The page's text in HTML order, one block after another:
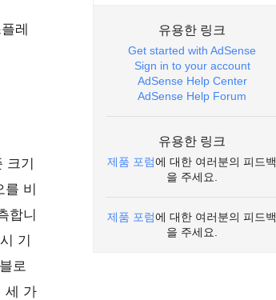
레
크기
를 비
합니
기
로
세 가
유용한 링크
Get started with AdSense
Sign in to your account
AdSense Help Center
AdSense Help Forum
유용한 링크
제품 포럼에 대한 여러분의 피드백
을 주세요.
제품 포럼에 대한 여러분의 피드백
을 주세요.